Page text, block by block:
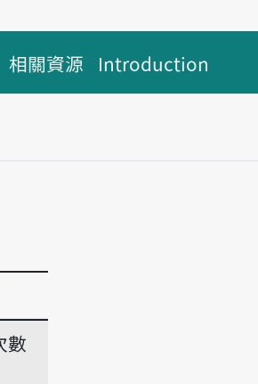
相關資源 Introduction
數